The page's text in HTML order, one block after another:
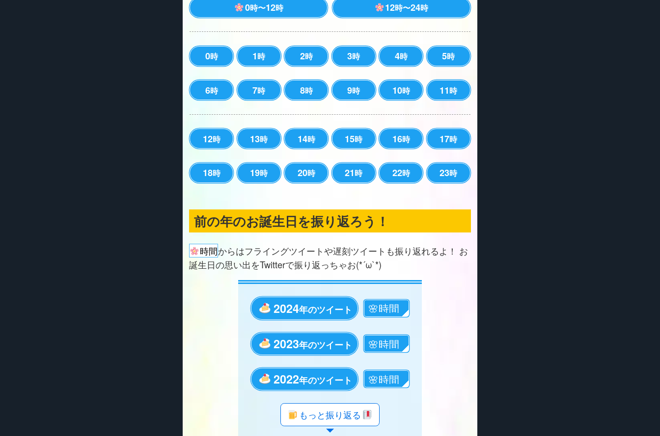
0時〜12時 12時〜24時
0時 1時 2時 3時 4時 5時
6時 7時 8時 9時 10時 11時
12時 13時 14時 15時 16時 17時
18時 19時 20時 21時 22時 23時
前の年のお誕生日を振り返ろう！
時間からはフライングツイートや遅刻ツイートも振り返れるよ！ お
誕生日の思い出をTwitterで振り返っちゃお(*´ω`*)
2024年のツイート
2023年のツイート
2022年のツイート
年のツイート
年のツイート
年のツイート
年のツイート
年のツイート
年のツイート
年のツイート
年のツイート
年のツイート
年のツイート
年のツイート
年のツイート
年のツイート
年のツイート
年のツイート
年のツイート
もっと振り返る